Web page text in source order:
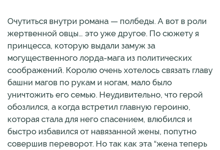
Очутиться внутри романа — полбеды. А вот в роли
жертвенной овцы… это уже другое. По сюжету я
принцесса, которую выдали замуж за
могущественного лорда-мага из политических
соображений. Королю очень хотелось связать главу
башни магов по рукам и ногам, мало было
уничтожить его семью. Неудивительно, что герой
обозлился, а когда встретил главную героиню,
которая стала для него спасением, влюбился и
быстро избавился от навязанной жены, попутно
совершив переворот. Но так как эта “жена теперь